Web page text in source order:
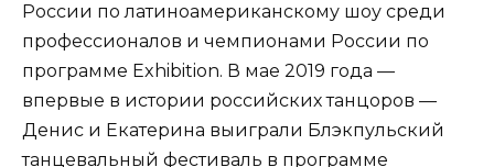
России по латиноамериканскому шоу среди
профессионалов и чемпионами России по
программе Exhibition. В мае 2019 года —
впервые в истории российских танцоров —
Денис и Екатерина выиграли Блэкпульский
танцевальный фестиваль в программе